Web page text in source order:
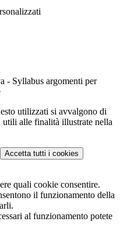
- Syllabus argomenti per
utilizzati si avvalgono di
utili alle finalità illustrate nella
Accetta tutti i cookies
quali cookie consentire.
il funzionamento della
al funzionamento potete